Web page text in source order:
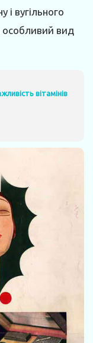
і вугільного
особливий вид
вітамінів